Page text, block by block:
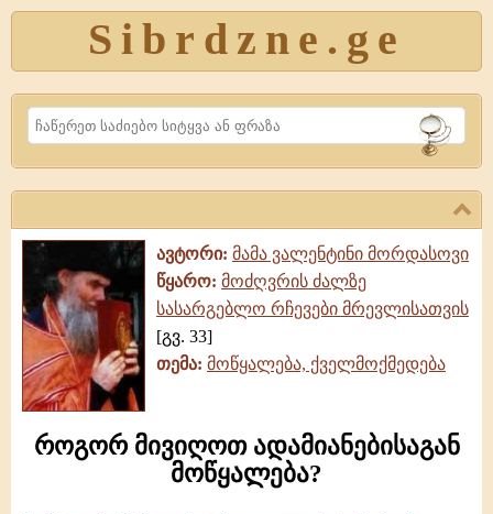
Sibrdzne.ge
Search
ავტორი: მამა ვალენტინი მორდასოვი
წყარო: მოძღვრის ძალზე
სასარგებლო რჩევები მრევლისათვის
[გვ. 33]
თემა: მოწყალება, ქველმოქმედება
როგორ მივიღოთ ადამიანებისაგან
მოწყალება?